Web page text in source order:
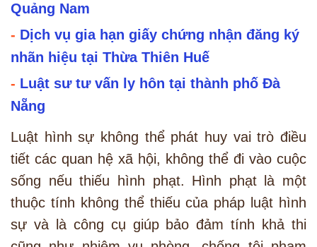
Quảng Nam
- Dịch vụ gia hạn giấy chứng nhận đăng ký
nhãn hiệu tại Thừa Thiên Huế
- Luật sư tư vấn ly hôn tại thành phố Đà
Nẵng
Luật hình sự không thể phát huy vai trò điều
tiết các quan hệ xã hội, không thể đi vào cuộc
sống nếu thiếu hình phạt. Hình phạt là một
thuộc tính không thể thiếu của pháp luật hình
sự và là công cụ giúp bảo đảm tính khả thi